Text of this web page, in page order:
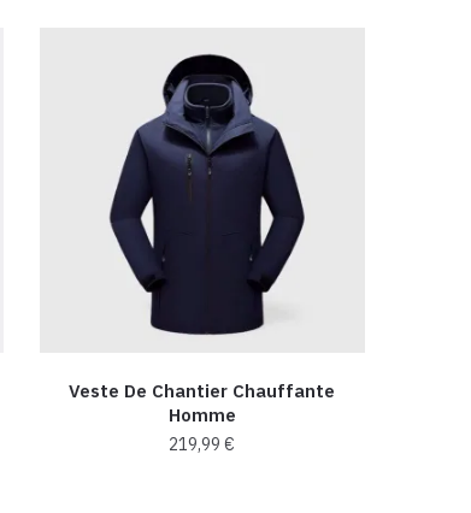
Veste De Chantier Chauffante
Homme
219,99€